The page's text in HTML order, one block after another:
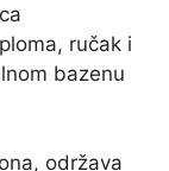
ručak i
bazenu
održava